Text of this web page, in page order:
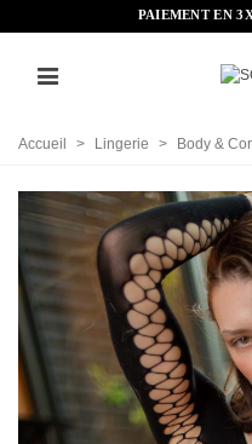
PAIEMENT EN
Accueil > Lingerie > Body &